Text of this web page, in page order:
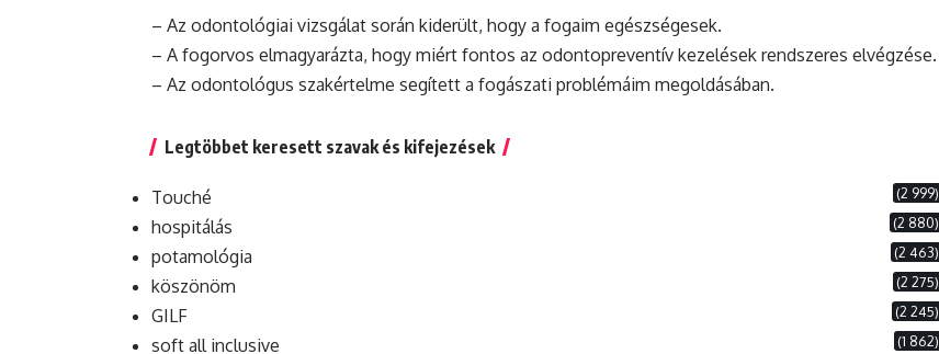
– Az odontológiai vizsgálat során kiderült, hogy a fogaim egészségesek.
– A fogorvos elmagyarázta, hogy miért fontos az odontopreventív kezelések rendszeres elvégzése.
– Az odontológus szakértelme segített a fogászati problémáim megoldásában.
Legtöbbet keresett szavak és kifejezések
Touché (2 999)
hospitálás (2 880)
potamológia (2 463)
köszönöm (2 275)
GILF (2 245)
soft all inclusive (1 862)